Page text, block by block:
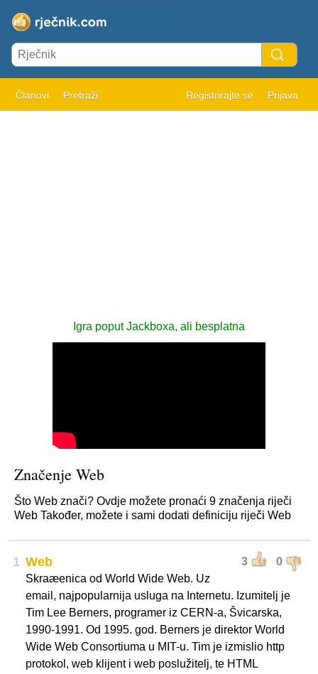
Članovi Pretraži Registrirajte se Prijava
Igra poput Jackboxa, ali besplatna
Značenje Web
Što Web znači? Ovdje možete pronaći 9 značenja riječi
Web Također, možete i sami dodati definiciju riječi Web
1 3 0
Web
Skraæenica od World Wide Web. Uz
email, najpopularnija usluga na Internetu. Izumitelj je
Tim Lee Berners, programer iz CERN-a, Švicarska,
1990-1991. Od 1995. god. Berners je direktor World
Wide Web Consortiuma u MIT-u. Tim je izmislio http
protokol, web klijent i web poslužitelj, te HTML